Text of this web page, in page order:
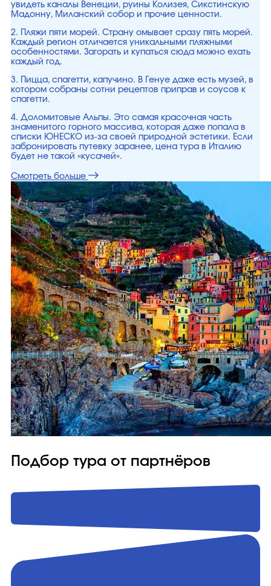
увидеть каналы Венеции, руины Колизея, Сикстинскую
Мадонну, Миланский собор и прочие ценности.
2. Пляжи пяти морей. Страну омывает сразу пять морей.
Каждый регион отличается уникальными пляжными
особенностями. Загорать и купаться сюда можно ехать
каждый год.
3. Пицца, спагетти, капучино. В Генуе даже есть музей, в
котором собраны сотни рецептов приправ и соусов к
спагетти.
4. Доломитовые Альпы. Это самая красочная часть
знаменитого горного массива, которая даже попала в
списки ЮНЕСКО из-за своей природной эстетики. Если
забронировать путевку заранее, цена тура в Италию
будет не такой «кусачей».
Смотреть больше
Подбор тура от партнёров